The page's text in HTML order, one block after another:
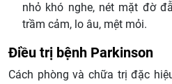
nhỏ khó nghe, nét mặt đờ
trầm cảm, lo âu, mệt mỏi.
Điều trị bệnh Parkinson
Cách phòng và chữa trị đặc